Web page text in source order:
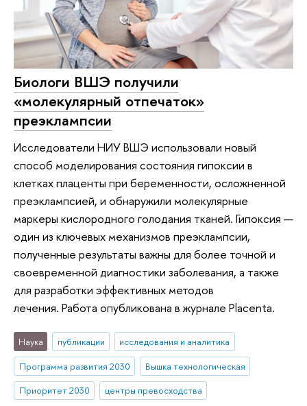
Биологи ВШЭ получили
«молекулярный отпечаток»
преэклампсии
Исследователи НИУ ВШЭ использовали новый
способ моделирования состояния гипоксии в
клетках плаценты при беременности, осложненной
преэклампсией, и обнаружили молекулярные
маркеры кислородного голодания тканей. Гипоксия —
один из ключевых механизмов преэклампсии,
полученные результаты важны для более точной и
своевременной диагностики заболевания, а также
для разработки эффективных методов
лечения. Работа опубликована в журнале Placenta.
Наука публикации
исследования и аналитика
Программа развития 2030
Вышка технологическая
Приоритет 2030
центры превосходства